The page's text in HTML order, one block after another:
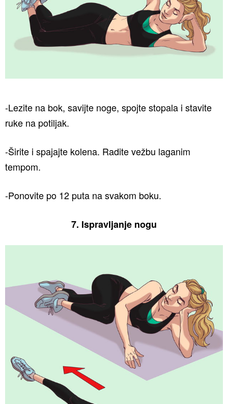
-Lezite na bok, savijte noge, spojte stopala i stavite
ruke na potiljak.
-Širite i spajajte kolena. Radite vežbu laganim
tempom.
-Ponovite po 12 puta na svakom boku.
7. Ispravljanje nogu